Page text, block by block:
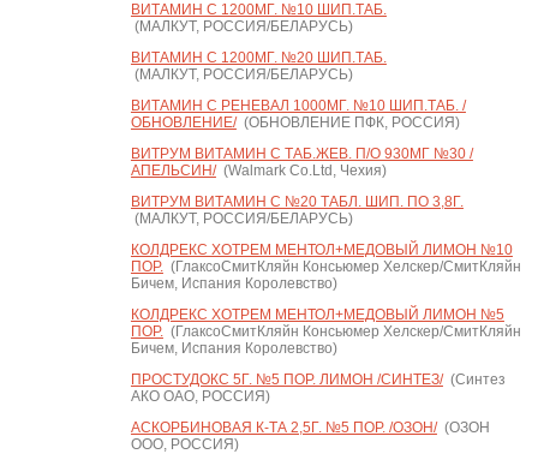
ВИТАМИН С 1200МГ. №10 ШИП.ТАБ.
(МАЛКУТ, РОССИЯ/БЕЛАРУСЬ)
ВИТАМИН С 1200МГ. №20 ШИП.ТАБ.
(МАЛКУТ, РОССИЯ/БЕЛАРУСЬ)
ВИТАМИН С РЕНЕВАЛ 1000МГ. №10 ШИП.ТАБ. /
ОБНОВЛЕНИЕ/(ОБНОВЛЕНИЕ ПФК, РОССИЯ)
ВИТРУМ ВИТАМИН C ТАБ.ЖЕВ. П/О 930МГ №30 /
АПЕЛЬСИН/(Walmark Co.Ltd, Чехия)
ВИТРУМ ВИТАМИН C №20 ТАБЛ. ШИП. ПО 3,8Г.
(МАЛКУТ, РОССИЯ/БЕЛАРУСЬ)
КОЛДРЕКС ХОТРЕМ МЕНТОЛ+МЕДОВЫЙ ЛИМОН №10
ПОР.(ГлаксоСмитКляйн Консьюмер Хелскер/СмитКляйн
Бичем, Испания Королевство)
КОЛДРЕКС ХОТРЕМ МЕНТОЛ+МЕДОВЫЙ ЛИМОН №5
ПОР.(ГлаксоСмитКляйн Консьюмер Хелскер/СмитКляйн
Бичем, Испания Королевство)
ПРОСТУДОКС 5Г. №5 ПОР. ЛИМОН /СИНТЕЗ/(Синтез
АКО ОАО, РОССИЯ)
АСКОРБИНОВАЯ К-ТА 2,5Г. №5 ПОР. /ОЗОН/(ОЗОН
ООО, РОССИЯ)